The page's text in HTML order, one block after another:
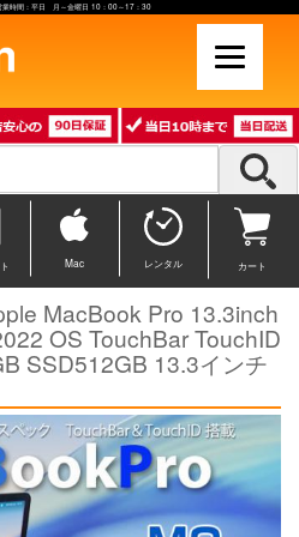
時間：平日 月～金曜日 10：00～17：30
Mac レンタル カート
MacBook Pro 13.3inch
OS TouchBar TouchID
SSD512GB 13.3インチ